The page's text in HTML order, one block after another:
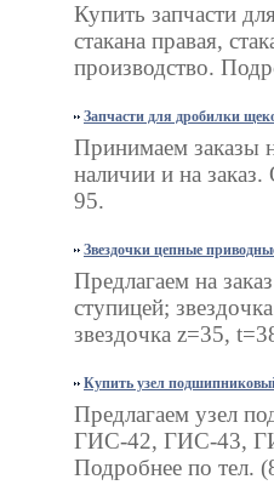
Купить запчасти
стакана правая,
производство.
Запчасти для дробилки
Принимаем заказы
наличии и на
95.
Звездочки цепные
Предлагаем на
ступицей;
звездочка z=35,
Купить узел
Предлагаем узел
ГИС-42, ГИС-43,
Подробнее по тел.